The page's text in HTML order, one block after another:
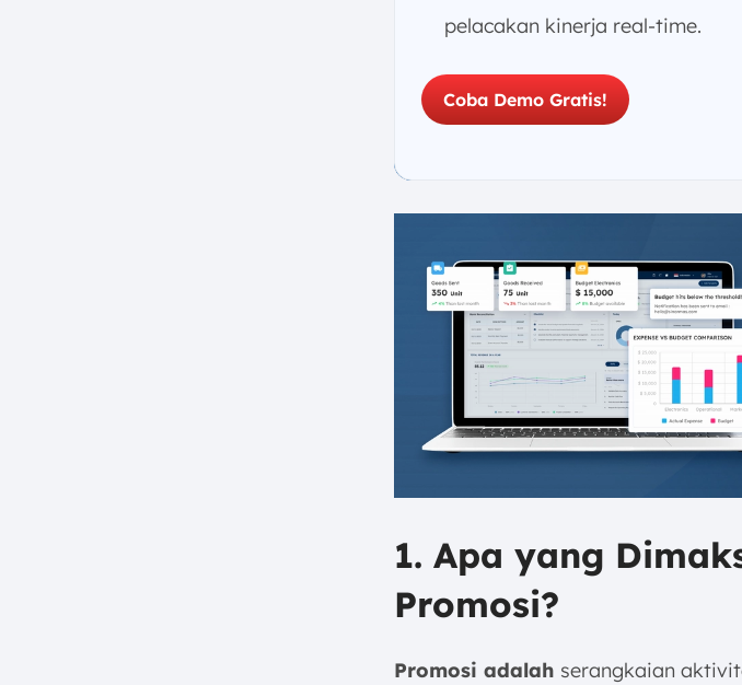
pelacakan kinerja real-time.
Coba Demo Gratis!
1. Apa yang
Promosi?
Promosi adalah serangkaian